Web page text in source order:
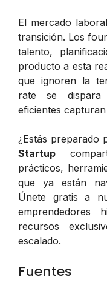
El mercado
transición. Los
talento,
producto a esta
que ignoren la
rate se dispara
eficientes
¿Estás preparado
Startup
prácticos,
que ya están
Únete gratis a
emprendedores
recursos
escalado.
Fuentes